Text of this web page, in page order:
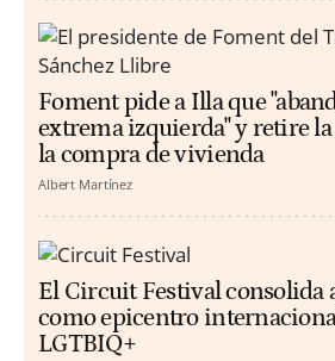
Foment pide a Illa que
extrema izquierda" y retire
la compra de vivienda
Albert Martínez
El Circuit Festival consolida
como epicentro
LGTBIQ+